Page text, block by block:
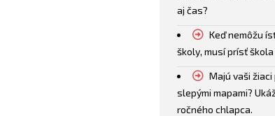
aj čas?
Keď nemôžu
školy, musí prísť škola
Majú vaši
slepými mapami?
ročného chlapca.